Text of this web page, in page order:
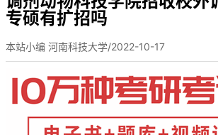
专硕有扩招吗
本站小编 河南科技大学/2022-10-17